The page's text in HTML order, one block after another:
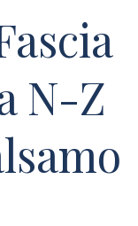
N-Z